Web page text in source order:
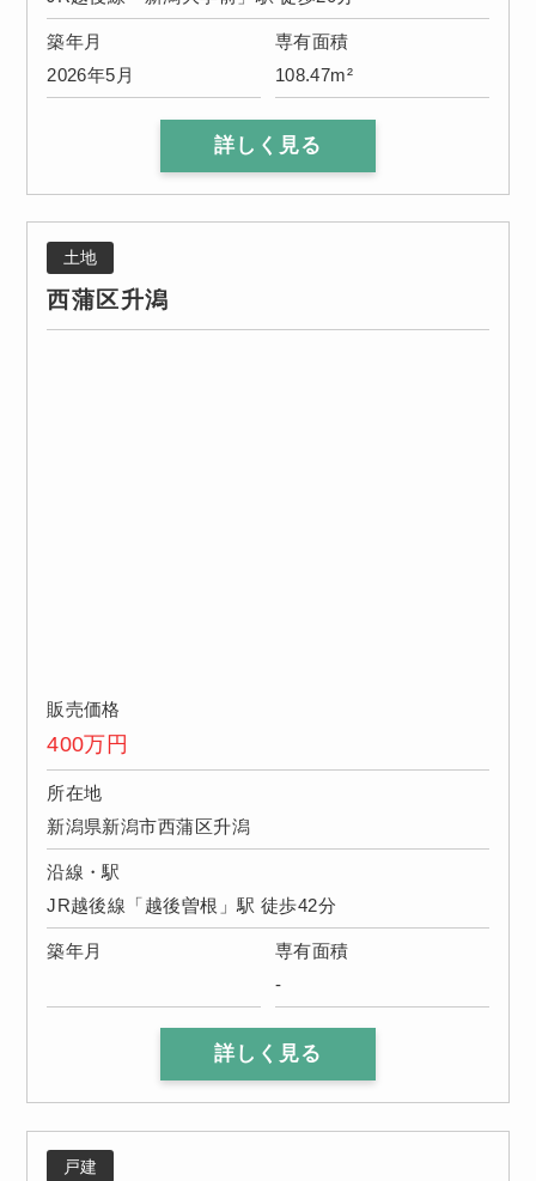
築年月
2026年5月
専有面積
108.47m²
詳しく見る
土地
西蒲区升潟
販売価格
400万円
所在地
新潟県新潟市西蒲区升潟
沿線・駅
JR越後線「越後曽根」駅 徒歩42分
築年月
専有面積
-
詳しく見る
戸建